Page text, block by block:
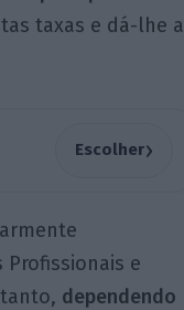
taxas e dá-lhe a
Escolher›
Profissionais e
dependendo